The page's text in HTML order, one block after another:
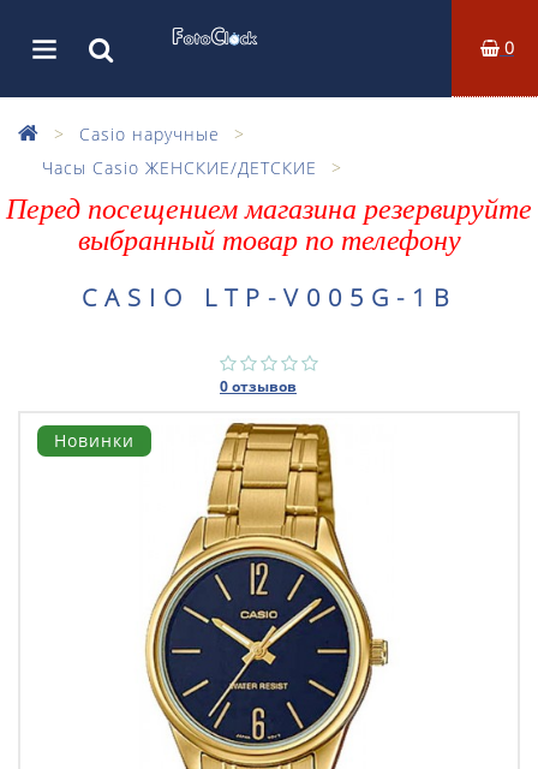
0
Casio наручные
Часы Casio ЖЕНСКИЕ/ДЕТСКИЕ
Перед посещением магазина резервируйте
выбранный товар по телефону
CASIO LTP-V005G-1B
0 отзывов
Новинки